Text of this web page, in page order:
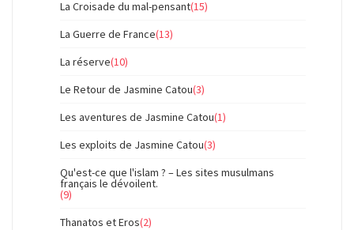
La Croisade du mal-pensant(15)
La Guerre de France(13)
La réserve(10)
Le Retour de Jasmine Catou(3)
Les aventures de Jasmine Catou(1)
Les exploits de Jasmine Catou(3)
Qu'est-ce que l'islam ? – Les sites musulmans
français le dévoilent.
(9)
Thanatos et Eros(2)